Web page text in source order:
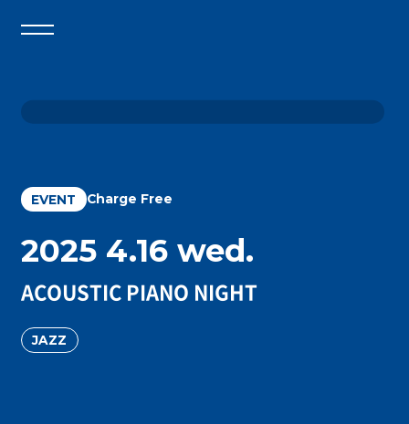
EVENT Charge Free
2025 4.16 wed.
ACOUSTIC PIANO NIGHT
JAZZ